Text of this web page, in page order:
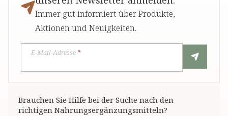
Immer gut informiert über Produkte,
Aktionen und Neuigkeiten.
E-Mail-Adresse *
Brauchen Sie Hilfe bei der Suche nach den
richtigen Nahrungsergänzungsmitteln?